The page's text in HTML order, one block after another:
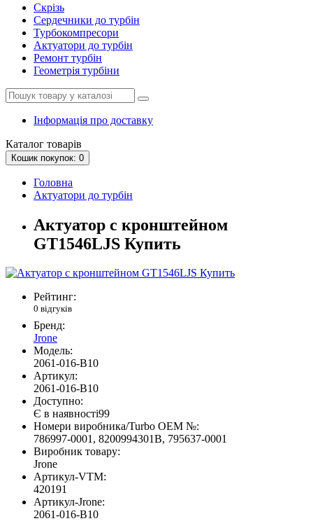
Скрізь
Сердечники до турбін
Турбокомпресори
Актуатори до турбін
Ремонт турбін
Геометрія турбіни
Інформація про доставку
Каталог товарів
Кошик покупок: 0
Головна
Актуатори до турбін
Актуатор с кронштейном
GT1546LJS Купить
Рейтинг:
0 відгуків
Бренд:
Jrone
Модель:
2061-016-B10
Артикул:
2061-016-B10
Доступно:
Є в наявності99
Номери виробника/Turbo OEM №:
786997-0001, 8200994301B, 795637-0001
Виробник товару:
Jrone
Артикул-VTM:
420191
Артикул-Jrone:
2061-016-B10